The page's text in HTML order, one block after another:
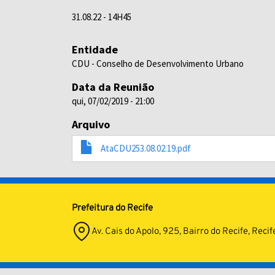
31.08.22 - 14H45
Entidade
CDU - Conselho de Desenvolvimento Urbano
Data da Reunião
qui, 07/02/2019 - 21:00
Arquivo
AtaCDU253.08.02.19.pdf
Prefeitura do Recife
Av. Cais do Apolo, 925, Bairro do Recife,